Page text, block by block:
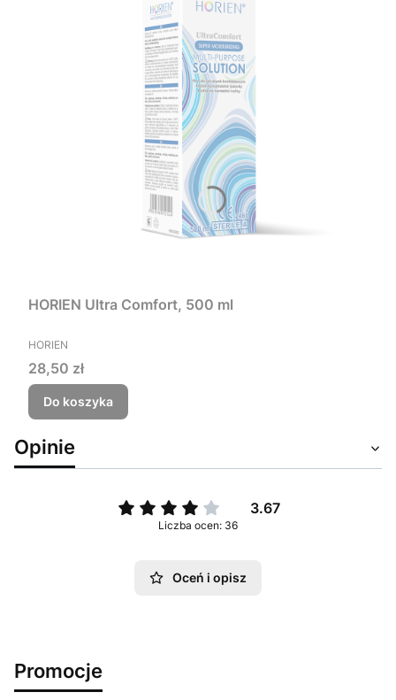
HORIEN Ultra Comfort, 500 ml
PRODUCENT
HORIEN
Cena
28,50 zł
Do koszyka
Opinie
3.67
Liczba ocen: 36
Oceń i opisz
Promocje